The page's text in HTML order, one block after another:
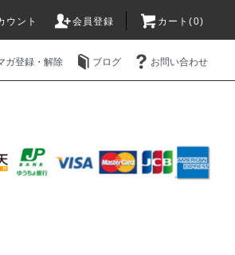
ウント 会員登録 カート(0)
ガ登録・解除 ブログ お問い合わせ